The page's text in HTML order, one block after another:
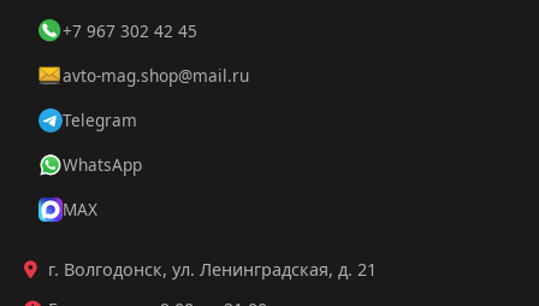
+7 967 302 42 45
avto-mag.shop@mail.ru
Telegram
WhatsApp
MAX
г. Волгодонск, ул. Ленинградская, д. 21